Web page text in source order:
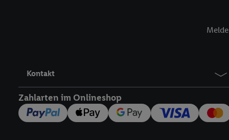
Kontakt
Zahlarten im Onlineshop
Zudem erlauben Sie
den Lidl-Diensten
Wenn das der Fall ist,
Kundenkonto-
verwenden, um Sie
Insbesondere können
Nutzung der Utiq-
widerrufen - jederzeit
Telekommunikations-